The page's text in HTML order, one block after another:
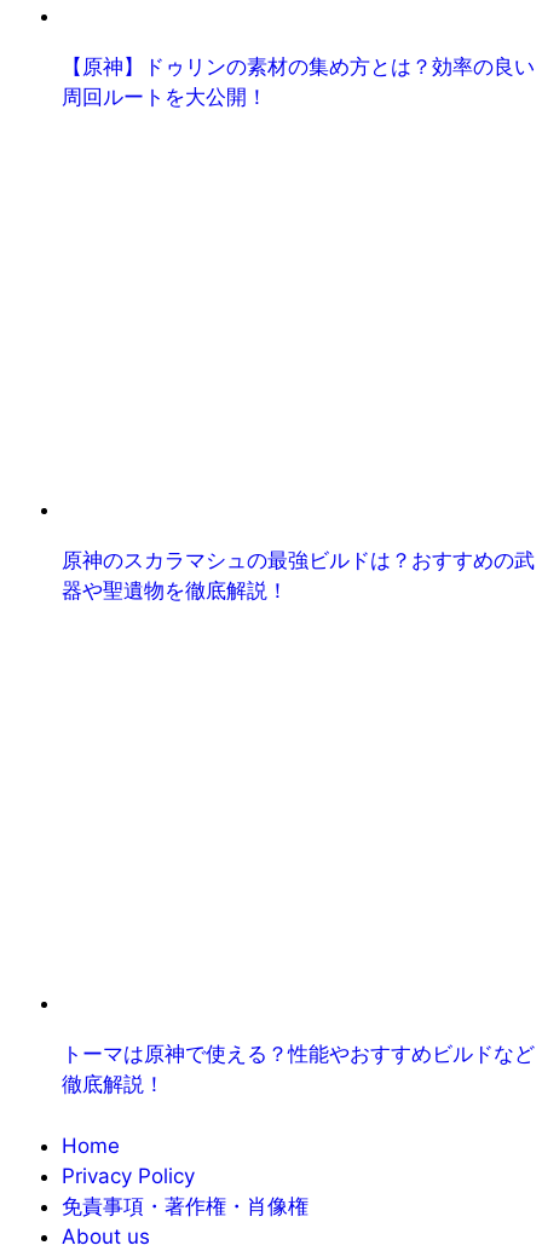
【原神】ドゥリンの素材の集め方とは？効率の良い
周回ルートを大公開！
原神のスカラマシュの最強ビルドは？おすすめの武
器や聖遺物を徹底解説！
トーマは原神で使える？性能やおすすめビルドなど
徹底解説！
Home
Privacy Policy
免責事項・著作権・肖像権
About us